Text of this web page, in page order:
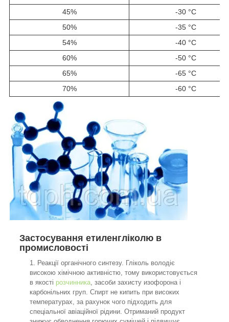
45%
-30 °C
50%
-35 °C
54%
-40 °C
60%
-50 °C
65%
-65 °C
70%
-60 °C
Застосування етиленгліколю в
промисловості
Реакції органічного синтезу. Гліколь володіє
високою хімічною активністю, тому використовується
в якості розчинника, засоби захисту изофорона і
карбонільних груп. Спирт не кипить при високих
температурах, за рахунок чого підходить для
спеціальної авіаційної рідини. Отриманий продукт